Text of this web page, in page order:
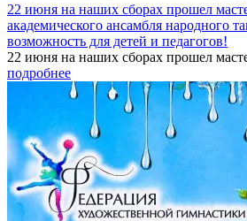
22 июня на наших сборах прошел
академического ансамбля
возможность для детей и педагогов!
22 июня на наших сборах прошел
подробнее